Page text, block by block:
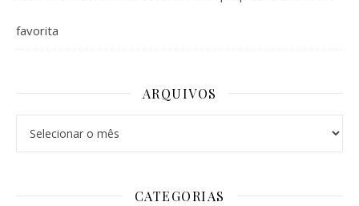
favorita
ARQUIVOS
CATEGORIAS